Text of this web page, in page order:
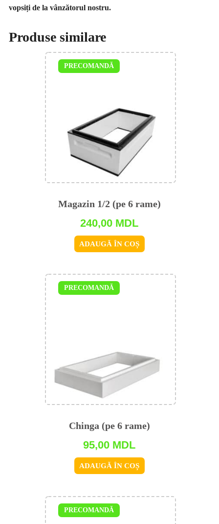
vopsiți de la vânzătorul nostru.
Produse similare
Magazin 1/2 (pe 6 rame)
240,00 MDL
ADAUGĂ ÎN COȘ
PRECOMANDĂ
Chinga (pe 6 rame)
95,00 MDL
ADAUGĂ ÎN COȘ
PRECOMANDĂ
PRECOMANDĂ